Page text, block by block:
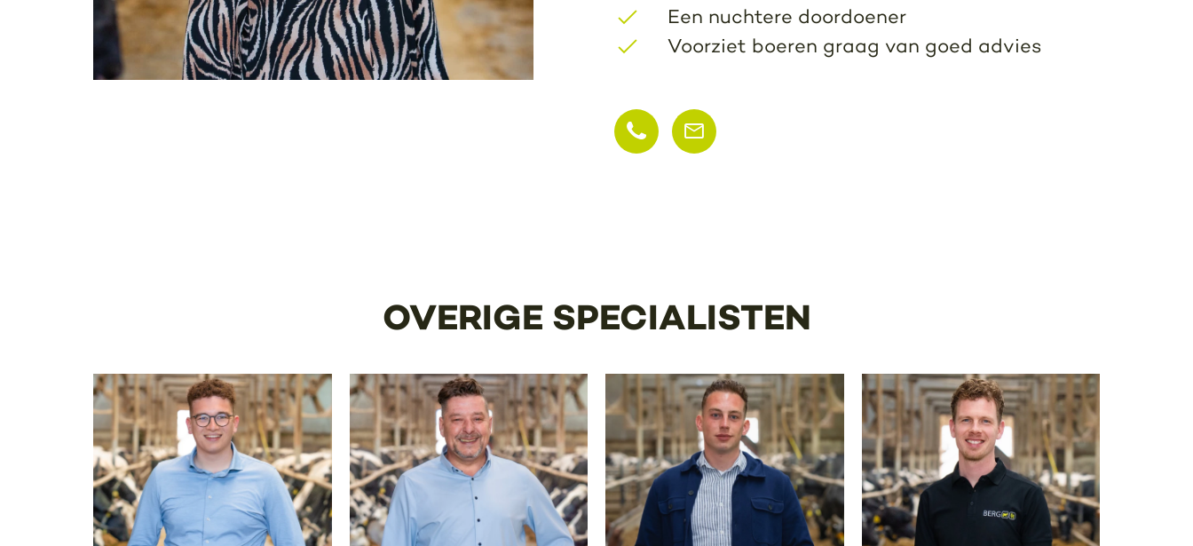
Een nuchtere doordoener
Voorziet boeren graag van goed advies
OVERIGE SPECIALISTEN